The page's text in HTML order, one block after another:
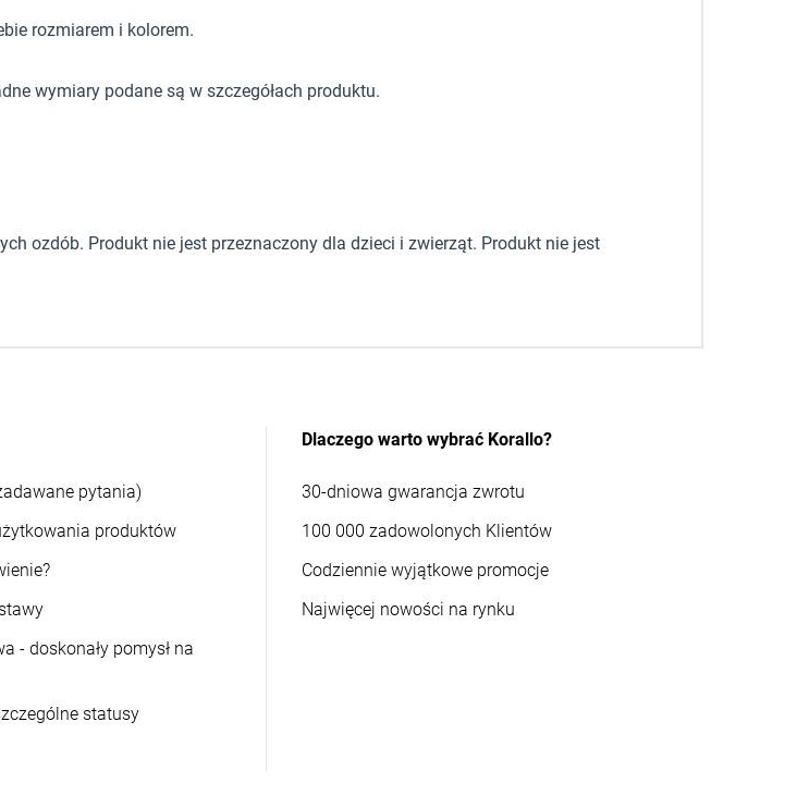
rozmiarem i kolorem.
wymiary podane są w szczegółach produktu.
ozdób. Produkt nie jest przeznaczony dla dzieci i zwierząt. Produkt nie jest
pytania)
produktów
- doskonały pomysł na
statusy
Dlaczego warto wybrać Korallo?
30-dniowa gwarancja zwrotu
100 000 zadowolonych Klientów
Codziennie wyjątkowe promocje
Najwięcej nowości na rynku